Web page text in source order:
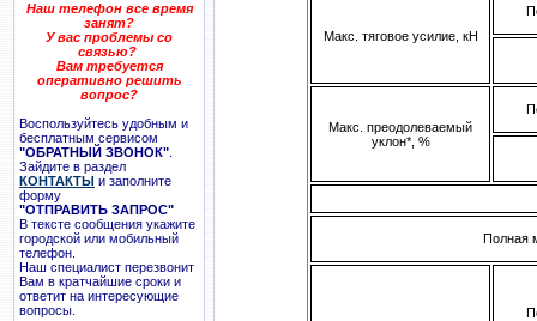
Наш телефон все время
занят?
У вас проблемы со
связью?
Вам требуется
оперативно решить
вопрос?
Воспользуйтесь удобным и
бесплатным сервисом
"ОБРАТНЫЙ ЗВОНОК"
Зайдите в раздел
КОНТАКТЫ и заполните
форму
"ОТПРАВИТЬ ЗАПРОС"
В тексте сообщения укажите
городской или мобильный
телефон.
Наш специалист перезвонит
Вам в кратчайшие сроки и
ответит на интересующие
вопросы.
Макс. тяговое усилие, кН
Макс. преодолеваемый
уклон*, %
Полная